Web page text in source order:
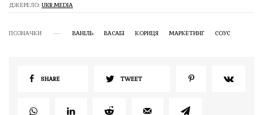
ДЖЕРЕЛО: UKR.MEDIA
ПОЗНАЧКИ ВАНІЛЬ ВАСАБІ КОРИЦЯ МАРКЕТИНГ СОУС
SHARE TWEET